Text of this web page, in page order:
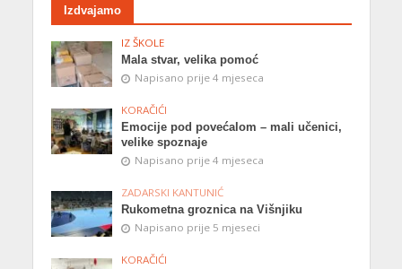
Izdvajamo
IZ ŠKOLE
Mala stvar, velika pomoć
Napisano prije 4 mjeseca
KORAČIĆI
Emocije pod povećalom – mali učenici,
velike spoznaje
Napisano prije 4 mjeseca
ZADARSKI KANTUNIĆ
Rukometna groznica na Višnjiku
Napisano prije 5 mjeseci
KORAČIĆI